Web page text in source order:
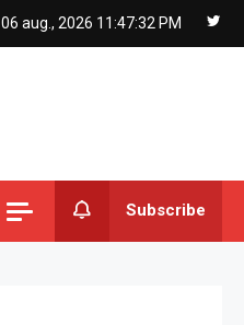
06 aug., 2026 11:47:33 PM
Subscribe